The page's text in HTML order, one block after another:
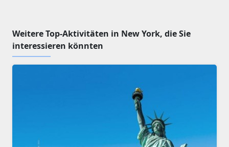
Weitere Top-Aktivitäten in New York, die Sie
interessieren könnten